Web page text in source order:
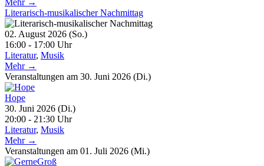
Literarisch-musikalischer Nachmittag
02. August 2026 (So.)
16:00 - 17:00 Uhr
Literatur, Musik
Mehr →
Veranstaltungen am 30. Juni 2026 (Di.)
Hope
30. Juni 2026 (Di.)
20:00 - 21:30 Uhr
Literatur, Musik
Mehr →
Veranstaltungen am 01. Juli 2026 (Mi.)